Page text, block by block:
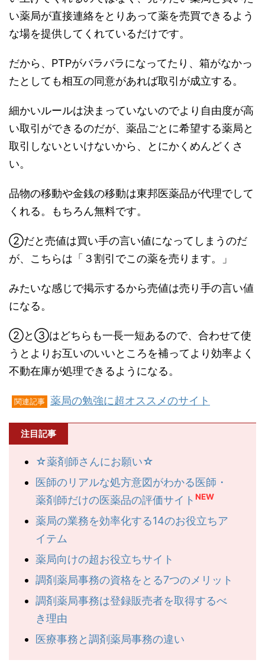
い薬局が直接連絡をとりあって薬を売買できるよう
な場を提供してくれているだけです。
だから、PTPがバラバラになってたり、箱がなかっ
たとしても相互の同意があれば取引が成立する。
細かいルールは決まっていないのでより自由度が高
い取引ができるのだが、薬品ごとに希望する薬局と
取引しないといけないから、とにかくめんどくさ
い。
品物の移動や金銭の移動は東邦医薬品が代理でして
くれる。もちろん無料です。
②だと売値は買い手の言い値になってしまうのだ
が、こちらは「３割引でこの薬を売ります。」
みたいな感じで掲示するから売値は売り手の言い値
になる。
②と③はどちらも一長一短あるので、合わせて使
うとよりお互いのいいところを補ってより効率よく
不動在庫が処理できるようになる。
関連記事 薬局の勉強に超オススメのサイト
注目記事
☆薬剤師さんにお願い☆
医師のリアルな処方意図がわかる医師・
薬剤師だけの医薬品の評価サイト NEW
薬局の業務を効率化する14のお役立ちア
イテム
薬局向けの超お役立ちサイト
調剤薬局事務の資格をとる7つのメリット
調剤薬局事務は登録販売者を取得するべ
き理由
医療事務と調剤薬局事務の違い